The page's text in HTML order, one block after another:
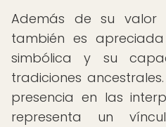
Además de su valor
también es
simbólica y su
tradiciones
presencia en las
representa un